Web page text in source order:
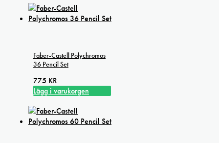
Faber-Castell Polychromos
36 Pencil Set
775 KR
Lägg i varukorgen